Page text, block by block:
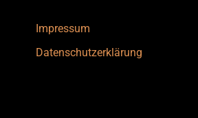
Impressum
Datenschutzerklärung